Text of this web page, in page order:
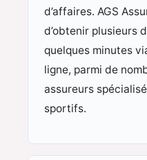
d’affaires. AGS
d’obtenir plusieurs
quelques minutes
ligne, parmi de
assureurs
sportifs.